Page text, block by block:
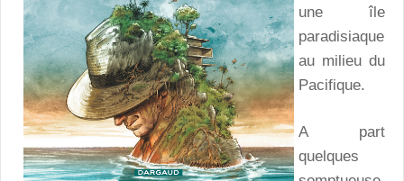
une île
paradisiaque
au milieu du
Pacifique.
A part
quelques